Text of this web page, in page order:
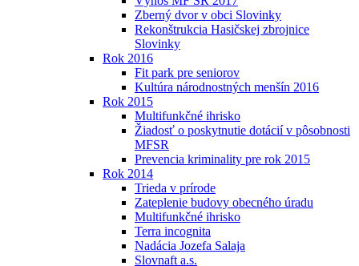
Zberný dvor v obci Slovinky
Rekonštrukcia Hasičskej zbrojnice
Slovinky
Rok 2016
Fit park pre seniorov
Kultúra národnostných menšín 2016
Rok 2015
Multifunkčné ihrisko
Žiadosť o poskytnutie dotácií v pôsobnosti
MFSR
Prevencia kriminality pre rok 2015
Rok 2014
Trieda v prírode
Zateplenie budovy obecného úradu
Multifunkčné ihrisko
Terra incognita
Nadácia Jozefa Salaja
Slovnaft a.s.